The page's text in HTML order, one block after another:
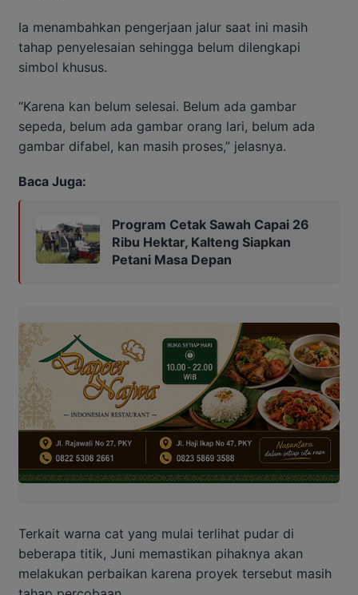
Ia menambahkan pengerjaan jalur saat ini masih
tahap penyelesaian sehingga belum dilengkapi
simbol khusus.
“Karena kan belum selesai. Belum ada gambar
sepeda, belum ada gambar orang lari, belum ada
gambar difabel, kan masih proses,” jelasnya.
Baca Juga:
Program Cetak Sawah Capai 26
Ribu Hektar, Kalteng Siapkan
Petani Masa Depan
Terkait warna cat yang mulai terlihat pudar di
beberapa titik, Juni memastikan pihaknya akan
melakukan perbaikan karena proyek tersebut masih